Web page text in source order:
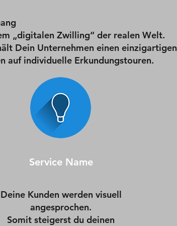
„digitalen Zwilling“ der realen Welt.
Dein Unternehmen einen einzigartigen
auf individuelle Erkundungstouren.
Service Name
Deine Kunden werden visuell
angesprochen.
Somit steigerst du deinen